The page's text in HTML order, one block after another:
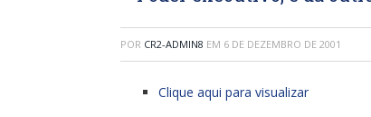
POR CR2-ADMIN8 EM 6 DE DEZEMBRO DE 2001
Clique aqui para visualizar